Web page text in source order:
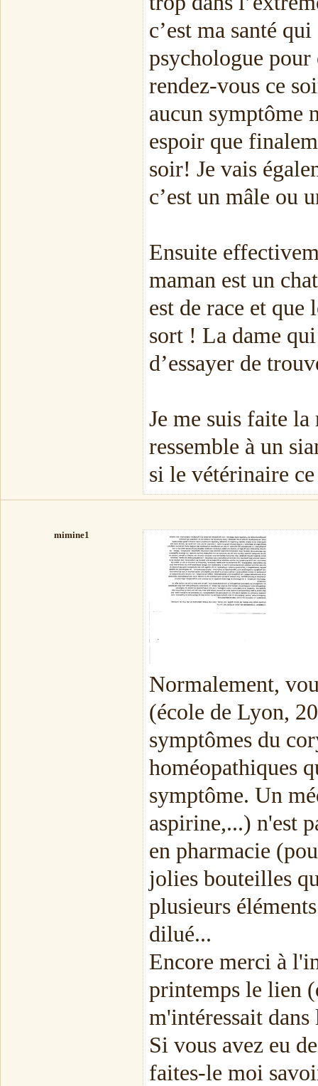
c’est ma santé
psychologue pour
rendez-vous ce
aucun symptôme
espoir que
soir! Je vais
c’est un mâle ou
Ensuite
maman est un
est de race et que
sort ! La dame
d’essayer de
Je me suis faite
ressemble à un
si le vétérinaire
mimine1
Normalement,
(école de Lyon,
symptômes du
homéopathiques
symptôme. Un
aspirine,...) n'est
en pharmacie
jolies bouteilles
plusieurs
dilué...
Encore merci à
printemps le lien
m'intéressait dans
Si vous avez eu
faites-le moi